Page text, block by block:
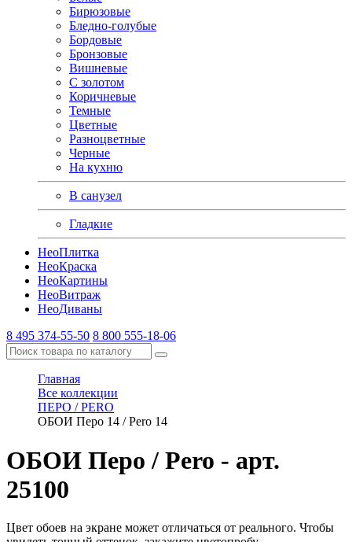
Бирюзовые
Бледно-голубые
Бордовые
Бронзовые
Вишневые
С золотом
Коричневые
Темные
Цветные
Разноцветные
Черные
На кухню
В санузел
Гладкие
НеоПлитка
НеоКраска
НеоКартины
НеоВитраж
НеоДиваны
8 495 374-55-50 8 800 555-18-06
Главная
Все коллекции
ПЕРО / PERO
ОБОИ Перо 14 / Pero 14
ОБОИ Перо / Pero - арт.
25100
Цвет обоев на экране может отличаться от реального. Чтобы